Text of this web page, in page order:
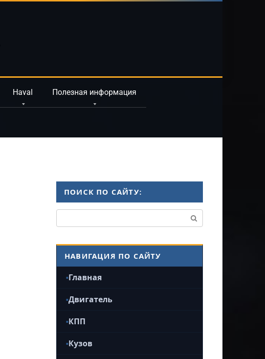
Haval Полезная информация
ПОИСК ПО САЙТУ:
НАВИГАЦИЯ ПО САЙТУ
Главная
Двигатель
КПП
Кузов